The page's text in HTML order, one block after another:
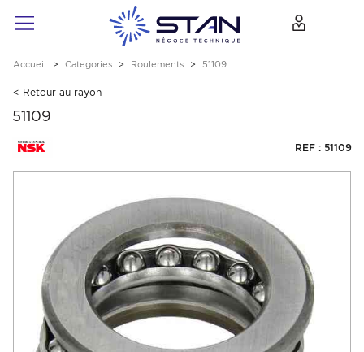
Accueil Categories Roulements 51109
< Retour au rayon
51109
REF : 51109